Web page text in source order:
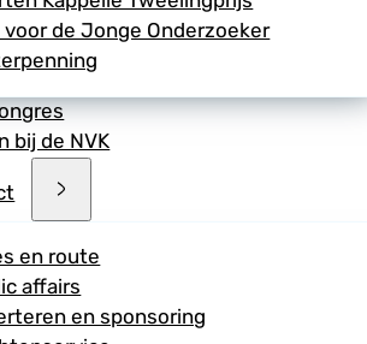
voor de Jonge Onderzoeker
bij de NVK
en route
affairs
en sponsoring
De NVK geeft geen
Wij adviseren je om
Copyright © 2026,